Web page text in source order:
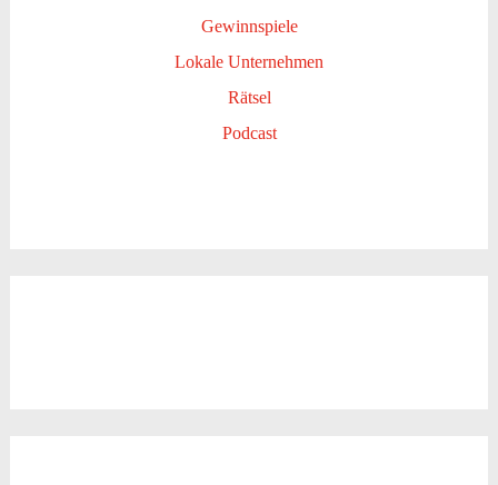
Gewinnspiele
Lokale Unternehmen
Rätsel
Podcast